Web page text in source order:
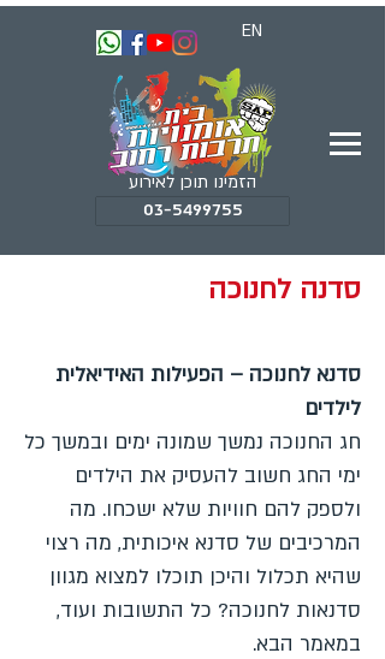
EN
הזמינו תוכן לאירוע
03-5499755
סדנה לחנוכה
סדנא לחנוכה – הפעילות האידיאלית
לילדים
חג החנוכה נמשך שמונה ימים ובמשך כל
ימי החג חשוב להעסיק את הילדים
ולספק להם חוויות שלא ישכחו. מה
המרכיבים של סדנא איכותית, מה רצוי
שהיא תכלול והיכן תוכלו למצוא מגוון
סדנאות לחנוכה? כל התשובות ועוד,
במאמר הבא.